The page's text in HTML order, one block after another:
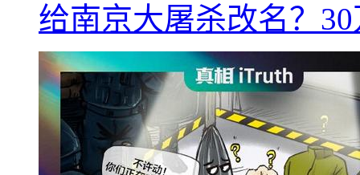
给南京大屠杀改名？